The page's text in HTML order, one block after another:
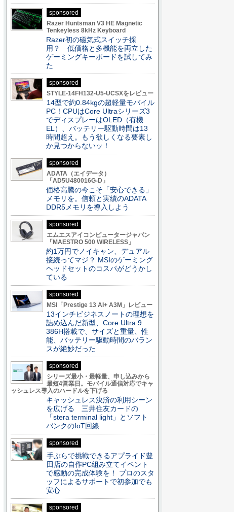
sponsored
Razer Huntsman V3 HE Magnetic
Tenkeyless 8kHz Keyboard
Razer初の磁気式スイッチ採
用？ 低価格と多機能を両立した
ゲーミングキーボードを試してみ
た
sponsored
STYLE-14FH132-U5-UCSXをレビュー
14型で約0.84kgの超軽量モバイル
PC！CPUはCore Ultraシリーズ3
でディスプレーはOLED（有機
EL）、バッテリー駆動時間は13
時間超え。もう欲しくなる要素し
か見つからないッ！
sponsored
ADATA（エイデータ）
「AD5U480016G-D」
価格高騰の今こそ「安心できる」
メモリを。信頼と実績のADATA
DDR5メモリを導入しよう
sponsored
エムエスアイコンピュータージャパン
「MAESTRO 500 WIRELESS」
約1万円でノイキャン、デュアル
接続ってマジ？ MSIのゲーミング
ヘッドセットのコスパがどうかし
ている
sponsored
MSI「Prestige 13 AI+ A3M」レビュー
13インチビジネスノートの理想を
詰め込んだ新型、Core Ultra 9
386H搭載で、サイズと重量、性
能、バッテリー駆動時間のバラン
スが絶妙だった
sponsored
シリーズ最小・最軽量、申し込みから
最短4営業日。モバイル通信対応でキャ
ッシュレス導入のハードルを下げる
キャッシュレス決済の利用シーン
を広げる 三井住友カードの
「stera terminal light」とソフト
バンクのIoT回線
sponsored
手ぶらで挑戦できるアプライド豊
田店の自作PC組み立てイベント
で感動の完成体験を！ プロのスタ
ッフによるサポートで初参加でも
安心
sponsored